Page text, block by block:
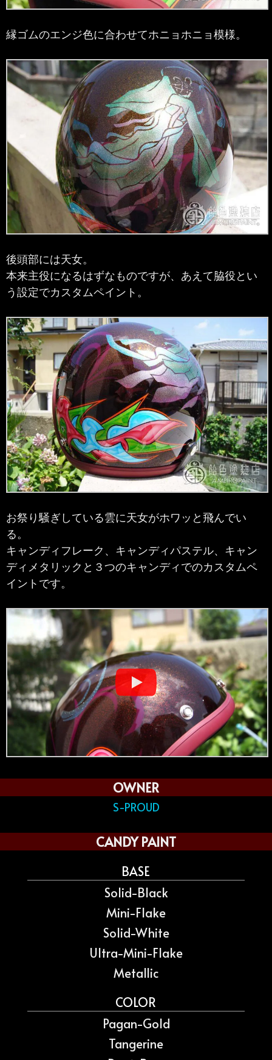
縁ゴムのエンジ色に合わせてホニョホニョ模様。
後頭部には天女。
本来主役になるはずなものですが、あえて脇役とい
う設定でカスタムペイント。
お祭り騒ぎしている雲に天女がホワッと飛んでい
る。
キャンディフレーク、キャンディパステル、キャン
ディメタリックと３つのキャンディでのカスタムペ
イントです。
OWNER
S-PROUD
CANDY PAINT
BASE
Solid-Black
Mini-Flake
Solid-White
Ultra-Mini-Flake
Metallic
COLOR
Pagan-Gold
Tangerine